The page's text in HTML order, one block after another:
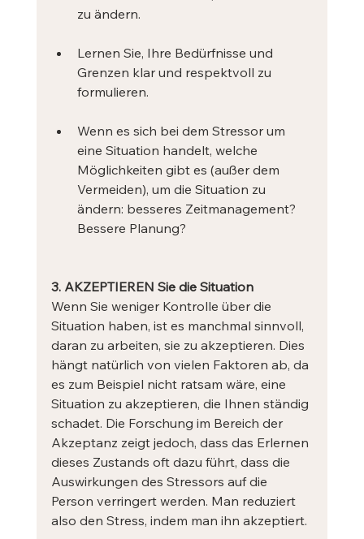
zu ändern.
Lernen Sie, Ihre Bedürfnisse und
Grenzen klar und respektvoll zu
formulieren.
Wenn es sich bei dem Stressor um
eine Situation handelt, welche
Möglichkeiten gibt es (außer dem
Vermeiden), um die Situation zu
ändern: besseres Zeitmanagement?
Bessere Planung?
3. AKZEPTIEREN Sie die Situation
Wenn Sie weniger Kontrolle über die
Situation haben, ist es manchmal sinnvoll,
daran zu arbeiten, sie zu akzeptieren. Dies
hängt natürlich von vielen Faktoren ab, da
es zum Beispiel nicht ratsam wäre, eine
Situation zu akzeptieren, die Ihnen ständig
schadet. Die Forschung im Bereich der
Akzeptanz zeigt jedoch, dass das Erlernen
dieses Zustands oft dazu führt, dass die
Auswirkungen des Stressors auf die
Person verringert werden. Man reduziert
also den Stress, indem man ihn akzeptiert.